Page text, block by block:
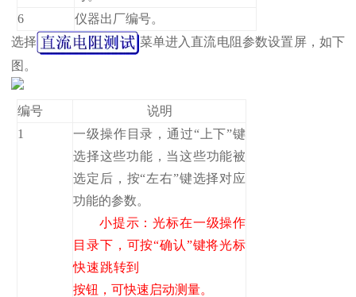
6
仪器出厂编号。
选择
菜单进入直流电阻参数设置屏，如下
图。
编号
说明
1
一级操作目录，通过“上下”键
选择这些功能，当这些功能被
选定后，按“左右”键选择对应
功能的参数。
小提示：光标在一级操作
目录下，可按“确认”键将光标
快速跳转到
按钮，可快速启动测量。